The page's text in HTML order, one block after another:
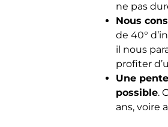
ne pas
Nous
de 40°
il nous
profiter
Une
possible.
ans, voire